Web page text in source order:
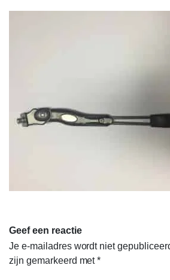
Geef een reactie
Je e-mailadres wordt niet
zijn gemarkeerd met*